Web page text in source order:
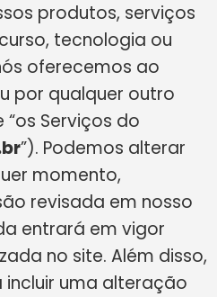
produtos, serviços
tecnologia ou
oferecemos ao
por qualquer outro
Serviços do
”). Podemos alterar
momento,
revisada em nosso
entrará em vigor
no site. Além disso,
incluir uma alteração